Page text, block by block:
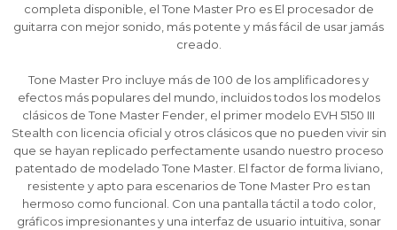
completa disponible, el Tone Master Pro es El procesador de
guitarra con mejor sonido, más potente y más fácil de usar jamás
creado.
Tone Master Pro incluye más de 100 de los amplificadores y
efectos más populares del mundo, incluidos todos los modelos
clásicos de Tone Master Fender, el primer modelo EVH 5150 III
Stealth con licencia oficial y otros clásicos que no pueden vivir sin
que se hayan replicado perfectamente usando nuestro proceso
patentado de modelado Tone Master. El factor de forma liviano,
resistente y apto para escenarios de Tone Master Pro es tan
hermoso como funcional. Con una pantalla táctil a todo color,
gráficos impresionantes y una interfaz de usuario intuitiva, sonar
¡Sumate a la forma más ágil de
comprar!
Comprá en 3 cuotas sin recargo o hasta en
12 cuotas * ¡Solo con tu cédula!
¡Sumate a la forma más ágil de
comprar!
Comprá en 3 cuotas sin recargo o hasta en
12 cuotas * ¡Solo con tu cédula!
¡Sumate a la forma más ágil de
comprar!
Comprá en 3 cuotas sin recargo o hasta en
12 cuotas * ¡Solo con tu cédula!